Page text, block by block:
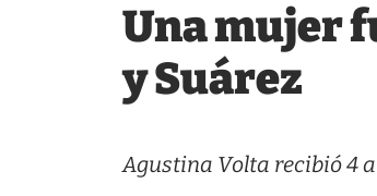
Una mujer
y Suárez
Agustina Volta recibió 4